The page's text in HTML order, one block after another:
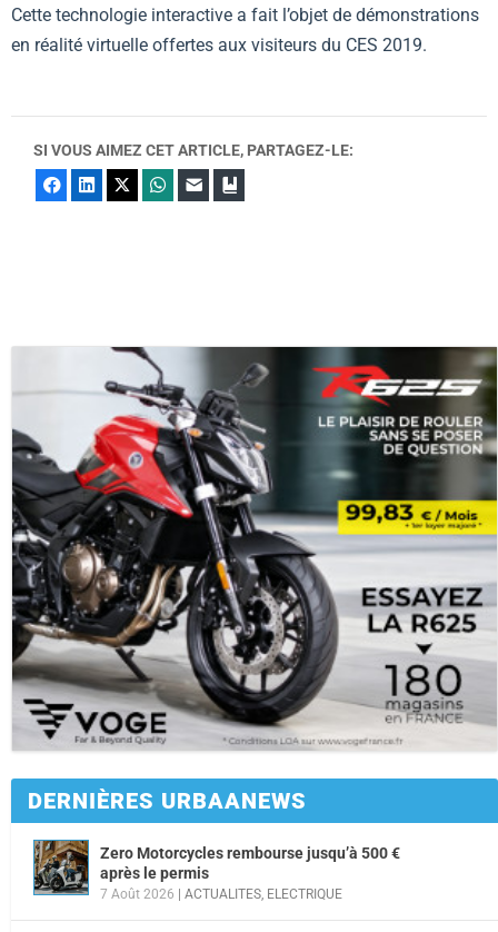
Cette technologie interactive a fait l’objet de démonstrations
en réalité virtuelle offertes aux visiteurs du CES 2019.
SI VOUS AIMEZ CET ARTICLE, PARTAGEZ-LE:
FacebookLinkedIn WhatsApp
E-mail
DERNIÈRES URBAANEWS
Zero Motorcycles rembourse jusqu’à 500 €
après le permis
7 Août 2026 ACTUALITES, ELECTRIQUE